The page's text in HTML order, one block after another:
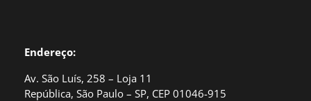
Endereço:
Av. São Luís, 258 – Loja 11
República, São Paulo – SP, CEP 01046-915